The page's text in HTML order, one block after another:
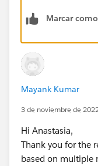
Marcar
Mayank Kumar
3 de noviembre de
Hi Anastasia,
Thank you for the
based on multiple